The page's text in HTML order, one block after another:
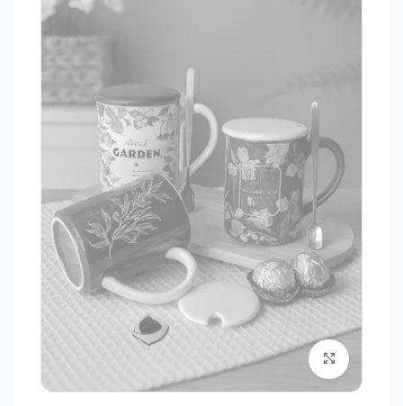
برای بزرگنمایی کلیک کنید